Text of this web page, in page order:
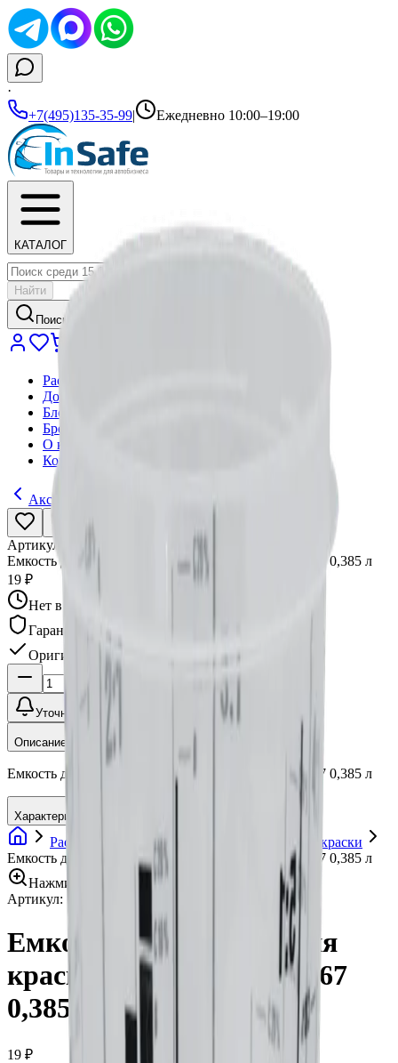
·
+7(495)135-35-99| Ежедневно 10:00–19:00
КАТАЛОГ
Найти
Поиск...
Распродажа
Доставка и оплата
Блог
Бренды
О компании
Контакты
Аксессуары для покраски
Артикул:
Емкость для смешивания краски JETA PRO 5868067 0,385 л
19 ₽
Нет в наличии
Гарантия качества
Оригинал
Уточнить наличие
Описание
Емкость для смешивания краски JETA PRO 5868067 0,385 л
Характеристики
Расходные материалы
Аксессуары для покраски
Емкость для смешивания краски JETA PRO 5868067 0,385 л
Нажмите для увеличения
Артикул:
Емкость для смешивания
краски JETA PRO 5868067
0,385 л
19 ₽